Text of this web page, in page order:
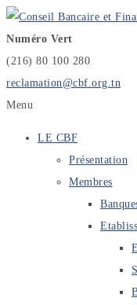
Numéro Vert
(216) 80 100 280
reclamation@cbf.org.tn
Menu
LE CBF
Présentation
Membres